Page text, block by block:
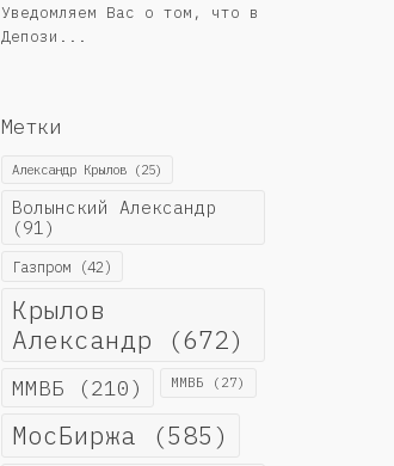
Уведомляем Вас о том, что в
Депози...
Метки
Александр Крылов(25)
Волынский Александр
(91)
Газпром(42)
Крылов
Александр (672)
ММВБ (210) ММВБ (27)
МосБиржа (585)